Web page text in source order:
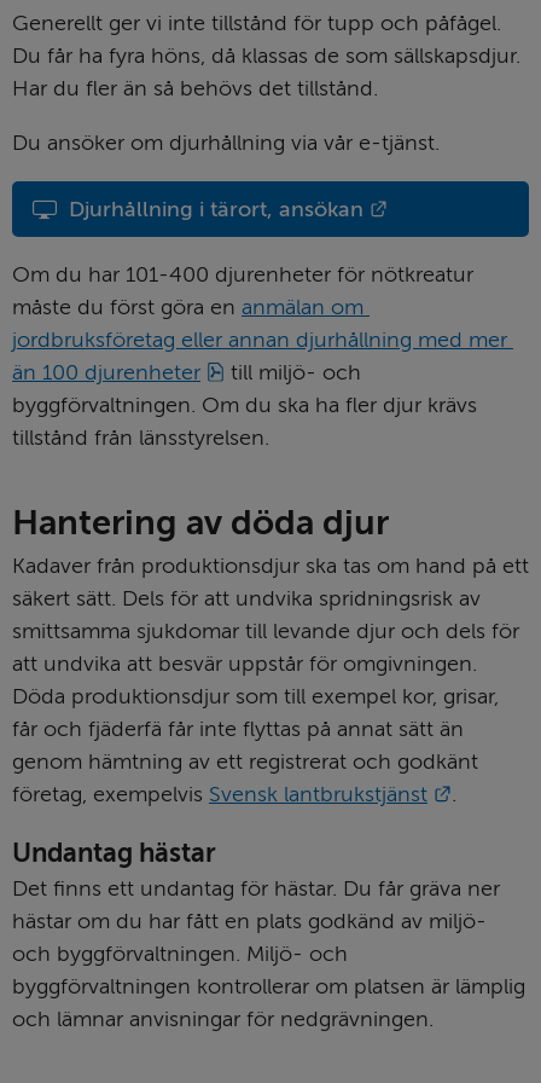
Generellt ger vi inte tillstånd för tupp och påfågel.
Du får ha fyra höns, då klassas de som sällskapsdjur.
Har du fler än så behövs det tillstånd.
Du ansöker om djurhållning via vår e-tjänst.
Djurhållning i tärort, ansökan
Om du har 101-400 djurenheter för nötkreatur
måste du först göra en anmälan om
jordbruksföretag eller annan djurhållning med mer
än 100 djurenheter
pdf, 313 kB.
till miljö- och
byggförvaltningen. Om du ska ha fler djur krävs
tillstånd från länsstyrelsen.
Hantering av döda djur
Kadaver från produktionsdjur ska tas om hand på ett
säkert sätt. Dels för att undvika spridningsrisk av
smittsamma sjukdomar till levande djur och dels för
att undvika att besvär uppstår för omgivningen.
Döda produktionsdjur som till exempel kor, grisar,
får och fjäderfä får inte flyttas på annat sätt än
genom hämtning av ett registrerat och godkänt
företag, exempelvis Svensk lantbrukstjänst
Undantag hästar
Det finns ett undantag för hästar. Du får gräva ner
hästar om du har fått en plats godkänd av miljö-
och byggförvaltningen. Miljö- och
byggförvaltningen kontrollerar om platsen är lämplig
och lämnar anvisningar för nedgrävningen.